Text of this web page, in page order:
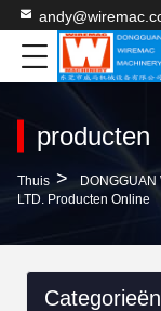
producten
Thuis >
DONGGUAN
LTD. Producten Online
Categorieën